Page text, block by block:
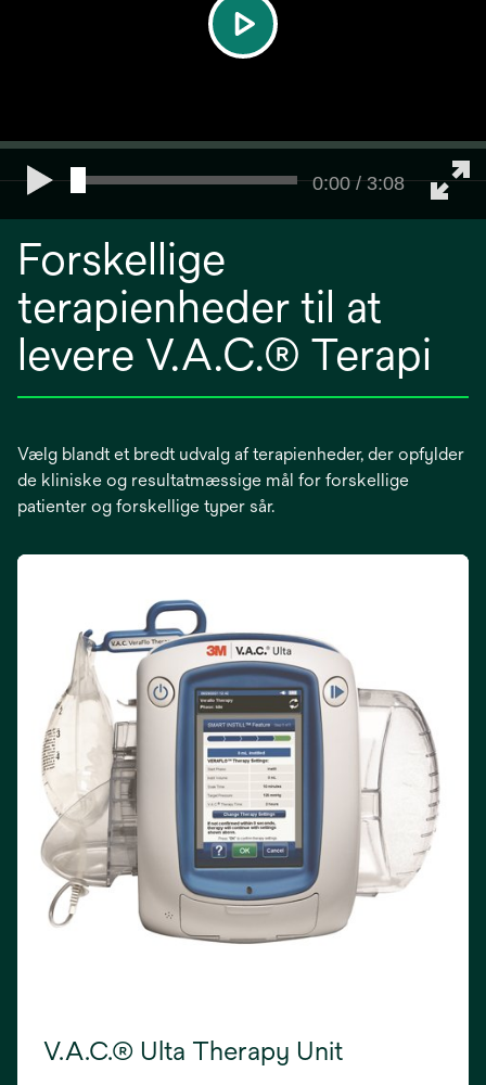
0:00 / 3:08
play
Forskellige
terapienheder til at
levere V.A.C.® Terapi
Vælg blandt et bredt udvalg af terapienheder, der opfylder
de kliniske og resultatmæssige mål for forskellige
patienter og forskellige typer sår.
V.A.C.® Ulta Therapy Unit